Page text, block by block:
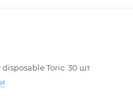
disposable Toric 30 шт